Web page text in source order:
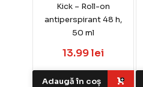
Kick – Roll-on
antiperspirant 48 h,
50 ml
13.99 lei
Adaugă în coș